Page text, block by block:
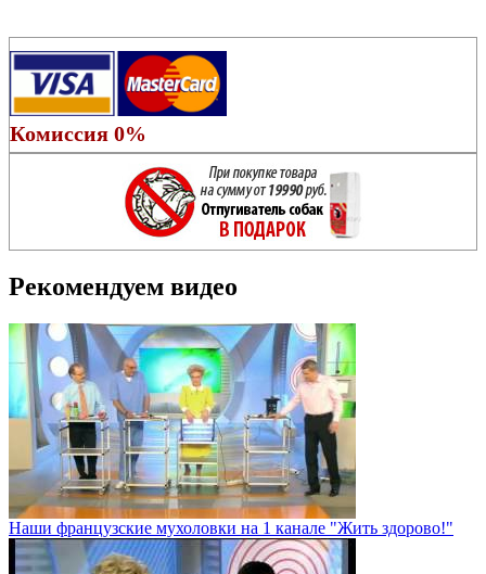
Комиссия 0%
Рекомендуем видео
Наши французские мухоловки на 1 канале "Жить здорово!"